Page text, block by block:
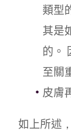
類型
其是
的。
至關
皮膚
如上所述